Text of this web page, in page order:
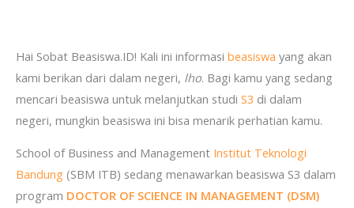
Hai Sobat Beasiswa.ID! Kali ini informasi beasiswa yang akan
kami berikan dari dalam negeri, lho. Bagi kamu yang sedang
mencari beasiswa untuk melanjutkan studi S3 di dalam
negeri, mungkin beasiswa ini bisa menarik perhatian kamu.
School of Business and Management Institut Teknologi
Bandung (SBM ITB) sedang menawarkan beasiswa S3 dalam
program DOCTOR OF SCIENCE IN MANAGEMENT (DSM)